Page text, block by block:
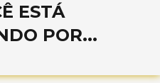
ESTÁ
POR...